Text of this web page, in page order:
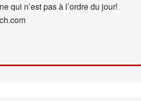
qui n’est pas à l’ordre du jour!